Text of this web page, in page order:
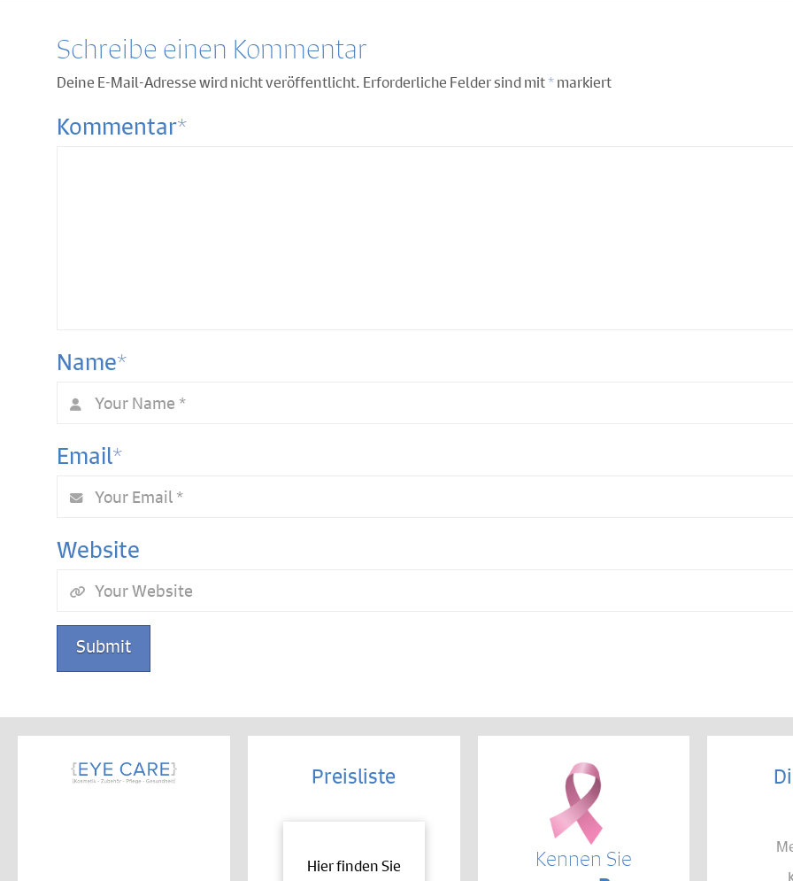
Schreibe einen Kommentar
Deine E-Mail-Adresse wird nicht veröffentlicht. Erforderliche Felder sind mit*markiert
Kommentar*
Name*
Email*
Website
Preisliste
Hier finden Sie
Kennen Sie